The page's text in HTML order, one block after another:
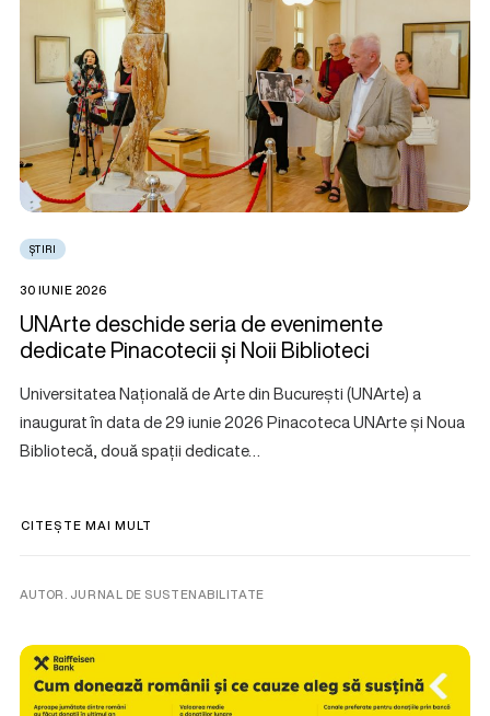
ȘTIRI
30 IUNIE 2026
UNArte deschide seria de evenimente
dedicate Pinacotecii și Noii Biblioteci
Universitatea Națională de Arte din București (UNArte) a
inaugurat în data de 29 iunie 2026 Pinacoteca UNArte și Noua
Bibliotecă, două spații dedicate…
CITEȘTE MAI MULT
AUTOR. JURNAL DE SUSTENABILITATE